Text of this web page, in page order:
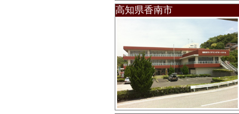
高知県香南市